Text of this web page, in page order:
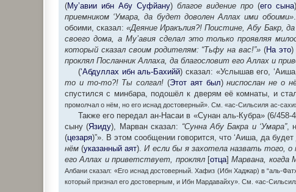
(Му’авии ибн Абу Суфйану)благое видение про (его сына
приемником ‘Умара, да будет доволен Аллах ими обоими»
обоими, сказал:«Деяние Иракълия?! Поистине, Абу Бакр,
своего дома, а Му’авия сделал это только проявляя
который сказал своим родителям: “Тьфу на вас!”» (На это)
проклял Посланник Аллаха, да благословит его Аллах и
(‘Абдуллах ибн аль-Бахийй) сказал: «Услышав его,
то и то-то?! Ты солгал! (Этот аят был)ниспослан не о
спустился с минбара, подошёл к дверям её комнаты, и
промолчал о нём, но его иснад достоверный». См. «ас-Сильсиля ас-
Также его передал ан-Насаи в «Сунан аль-Кубра» (6/
сыну (Язиду), Марван сказал: “Сунна Абу Бакра и ‘Умара”,
(цезаря)”». В этом сообщении говорится, что ‘Аиша, да
нём (указанный аят).И если бы я захотела назвать того, о
его Аллах и приветствует, проклял[отца]Марвана, когда
Албани сказал: «Его иснад достоверный. Хафиз (Ибн Хаджар) в “аль-
который признал его достоверным, и Ибн Мардавайху». См. «ас-